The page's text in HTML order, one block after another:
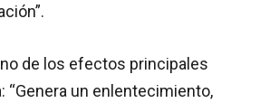
de los efectos principales
“Genera un enlentecimiento,